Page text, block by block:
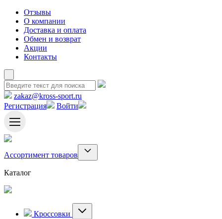
Отзывы
О компании
Доставка и оплата
Обмен и возврат
Акции
Контакты
zakaz@kross-sport.ru
Регистрация
Войти
Ассортимент товаров
Каталог
Кроссовки